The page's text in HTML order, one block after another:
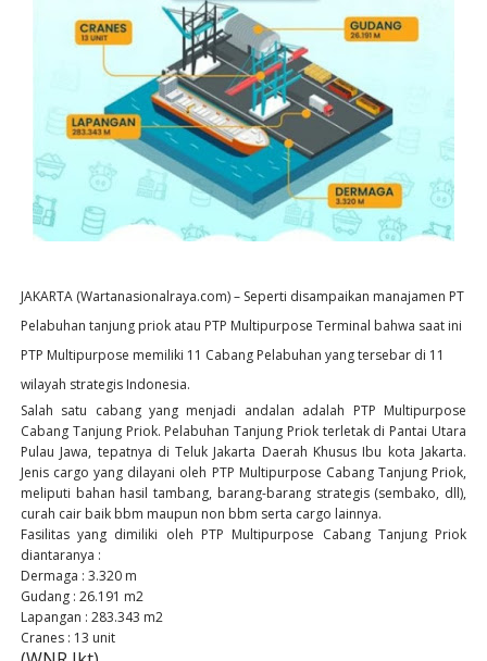
JAKARTA (Wartanasionalraya.com) – Seperti disampaikan manajamen PT
Pelabuhan tanjung priok atau PTP Multipurpose Terminal bahwa saat ini
PTP Multipurpose memiliki 11 Cabang Pelabuhan yang tersebar di 11
wilayah strategis Indonesia.
Salah satu cabang yang menjadi andalan adalah PTP Multipurpose
Cabang Tanjung Priok. Pelabuhan Tanjung Priok terletak di Pantai Utara
Pulau Jawa, tepatnya di Teluk Jakarta Daerah Khusus Ibu kota Jakarta.
Jenis cargo yang dilayani oleh PTP Multipurpose Cabang Tanjung Priok,
meliputi bahan hasil tambang, barang-barang strategis (sembako, dll),
curah cair baik bbm maupun non bbm serta cargo lainnya.
Fasilitas yang dimiliki oleh PTP Multipurpose Cabang Tanjung Priok
diantaranya :
Dermaga : 3.320 m
Gudang : 26.191 m2
Lapangan : 283.343 m2
Cranes : 13 unit